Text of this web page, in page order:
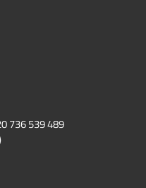
736 539 489